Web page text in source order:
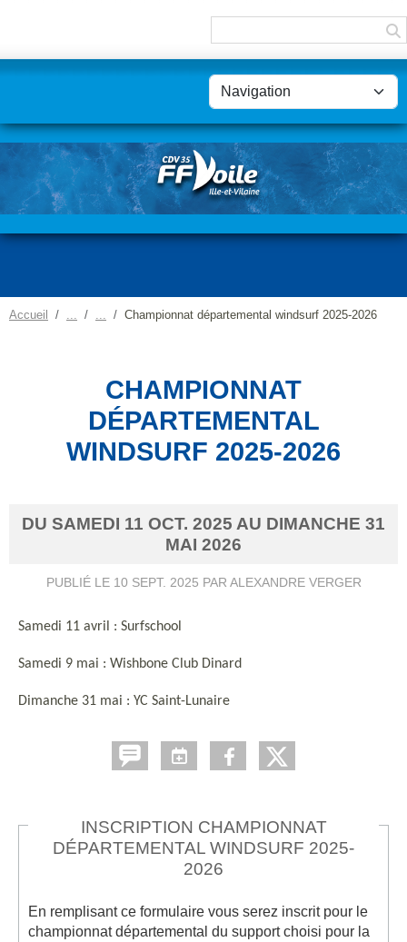
Accueil Championnat départemental windsurf 2025-2026
CHAMPIONNAT
DÉPARTEMENTAL
WINDSURF 2025-2026
DU SAMEDI 11 OCT. 2025 AU DIMANCHE 31
MAI 2026
PUBLIÉ LE 10 SEPT. 2025 PAR ALEXANDRE VERGER
Samedi 11 avril : Surfschool
Samedi 9 mai : Wishbone Club Dinard
Dimanche 31 mai : YC Saint-Lunaire
INSCRIPTION CHAMPIONNAT
DÉPARTEMENTAL WINDSURF 2025-
2026
En remplisant ce formulaire vous serez inscrit pour le
championnat départemental du support choisi pour la